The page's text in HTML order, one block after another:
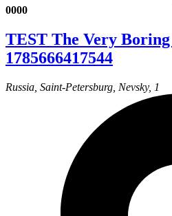
0000
TEST The Very
1785666417544
Russia, Saint-Petersburg, Nevsky, 1